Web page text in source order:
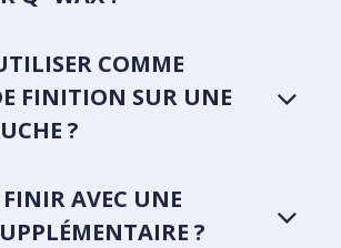
COMME
FINITION SUR UNE
?
FINIR AVEC UNE
?